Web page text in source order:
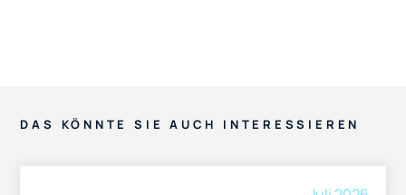
DAS KÖNNTE SIE AUCH INTERESSIEREN